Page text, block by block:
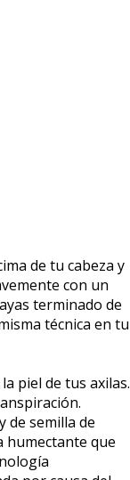
de tu cabeza y
con un
terminado de
técnica en tu
piel de tus axilas.
de semilla de
humectante que